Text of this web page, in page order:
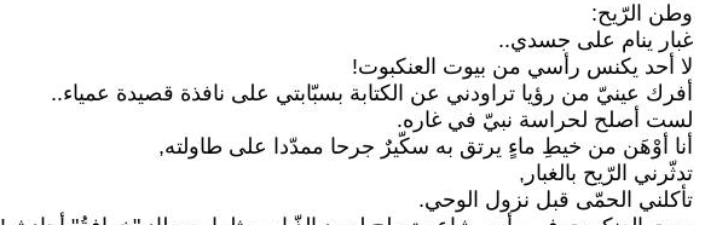
وطن الرّيح:
غبار ينام على جسدي..
لا أحد يكنس رأسي من بيوت العنكبوت!
أفرك عينيّ من رؤيا تراودني عن الكتابة بسبّابتي على نافذة قصيدة عمياء..
لست أصلح لحراسة نبيّ في غاره.
أنا أوْهَن من خيطِ ماءٍ يرتق به سكّيرٌ جرحا ممدّدا على طاولته,
تدثّرني الرّيح بالغبار,
تأكلني الحمّى قبل نزول الوحي.